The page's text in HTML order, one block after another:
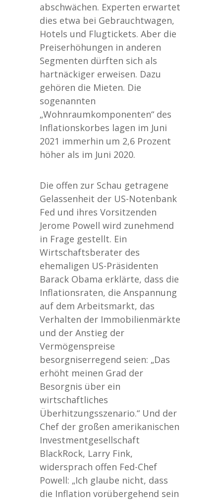
abschwächen. Experten erwartet
dies etwa bei Gebrauchtwagen,
Hotels und Flugtickets. Aber die
Preiserhöhungen in anderen
Segmenten dürften sich als
hartnäckiger erweisen. Dazu
gehören die Mieten. Die
sogenannten
„Wohnraumkomponenten“ des
Inflationskorbes lagen im Juni
2021 immerhin um 2,6 Prozent
höher als im Juni 2020.
Die offen zur Schau getragene
Gelassenheit der US-Notenbank
Fed und ihres Vorsitzenden
Jerome Powell wird zunehmend
in Frage gestellt. Ein
Wirtschaftsberater des
ehemaligen US-Präsidenten
Barack Obama erklärte, dass die
Inflationsraten, die Anspannung
auf dem Arbeitsmarkt, das
Verhalten der Immobilienmärkte
und der Anstieg der
Vermögenspreise
besorgniserregend seien: „Das
erhöht meinen Grad der
Besorgnis über ein
wirtschaftliches
Überhitzungsszenario.“ Und der
Chef der großen amerikanischen
Investmentgesellschaft
BlackRock, Larry Fink,
widersprach offen Fed-Chef
Powell: „Ich glaube nicht, dass
die Inflation vorübergehend sein